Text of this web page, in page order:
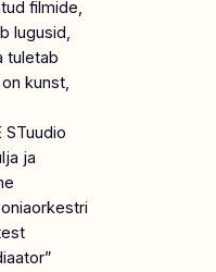
filmide,
lugusid,
tuletab
kunst,
STuudio
ja